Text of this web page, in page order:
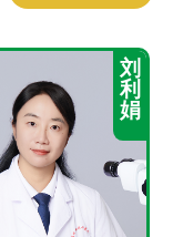
刘
利
娟